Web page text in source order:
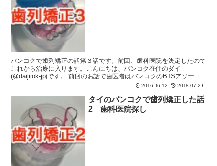
バンコクで歯列矯正の話第３話です。前回、歯科医院を決定したので
これから治療に入ります。こんにちは、バンコク在住のダイ
(@daijirok-jp)です。 前回のお話で歯医者はバンコクのBTSアソーク
駅直結エクスチェンジタワー地下1階にあるMO...2016.06.12 2018.07.29
タイのバンコクで歯列矯正した話
2 歯科医院探し